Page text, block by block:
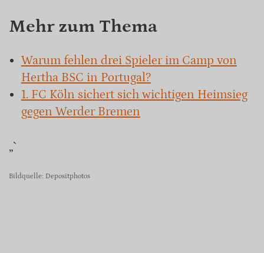
Mehr zum Thema
Warum fehlen drei Spieler im Camp von
Hertha BSC in Portugal?
1. FC Köln sichert sich wichtigen Heimsieg
gegen Werder Bremen
„`
Bildquelle: Depositphotos